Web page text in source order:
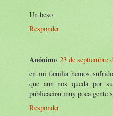
Un beso
Responder
Anónimo 23 de septiembre
en mi familia hemos
que aun nos queda por
publicacion muy poca gente
Responder